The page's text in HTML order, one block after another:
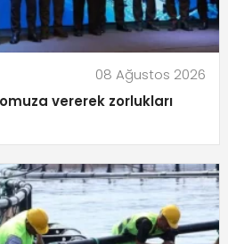
08 Ağustos 2026
vererek zorlukları